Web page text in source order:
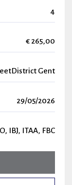
4
€ 265,00
Gent
29/05/2026
IBJ, ITAA, FBC